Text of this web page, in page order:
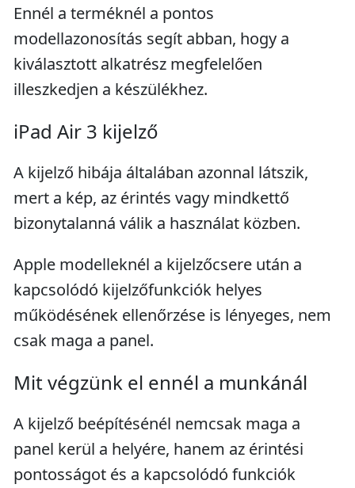
Ennél a terméknél a pontos
modellazonosítás segít abban, hogy a
kiválasztott alkatrész megfelelően
illeszkedjen a készülékhez.
iPad Air 3 kijelző
A kijelző hibája általában azonnal látszik,
mert a kép, az érintés vagy mindkettő
bizonytalanná válik a használat közben.
Apple modelleknél a kijelzőcsere után a
kapcsolódó kijelzőfunkciók helyes
működésének ellenőrzése is lényeges, nem
csak maga a panel.
Mit végzünk el ennél a munkánál
A kijelző beépítésénél nemcsak maga a
panel kerül a helyére, hanem az érintési
pontosságot és a kapcsolódó funkciók